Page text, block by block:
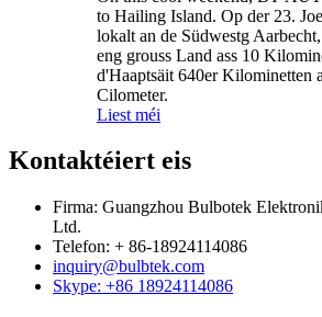
to Hailing Island. Op der 23.
lokalt an de Südwestg
eng grouss Land ass 10
d'Haaptsäit 640er Kilominetten
Cilometer.
Liest méi
Kontaktéiert eis
Firma: Guangzhou Bulbotek
Ltd.
Telefon: + 86-18924114086
inquiry@bulbtek.com
Skype: +86 18924114086